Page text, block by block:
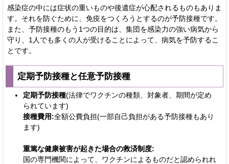
感染症の中には症状の重いものや後遺症が心配されるものもありま
す。それを防ぐために、免疫をつくろうとするのが予防接種です。
また、予防接種のもう1つの目的は、集団を感染力の強い病気から
守り、1人でも多くの人が受けることによって、病気を予防するこ
と です。
定期予防接種と任意予防接種
定期予防接種(法律でワクチンの種類、対象者、期間が定め
られています)
接種費用:全額公費負担(一部自己負担がある予防接種もあり
ます)
重篤な健康被害が起きた場合の救済制度:
国の専門機関によって、ワクチンによるものだと認められれ